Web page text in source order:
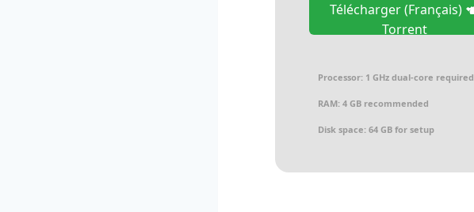
Télécharger (Français)
Torrent
Processor: 1 GHz dual-core required
RAM: 4 GB recommended
Disk space: 64 GB for setup